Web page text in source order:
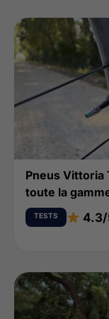
Pneus Vittoria
toute la
TESTS